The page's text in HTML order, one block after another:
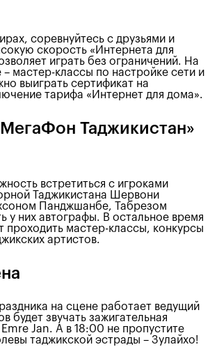
соревнуйтесь с друзьями и
скорость «Интернета для
играть без ограничений. На
мастер-классы по настройке сети и
выиграть сертификат на
тарифа «Интернет для дома».
Таджикистан»
встретиться с игроками
Таджикистана Шервони
Панджшанбе, Табрезом
у них автографы. В остальное время
проходить мастер-классы, конкурсы
артистов.
на сцене работает ведущий
будет звучать зажигательная
Jan. А в 18:00 не пропустите
таджикской эстрады – Зулайхо!